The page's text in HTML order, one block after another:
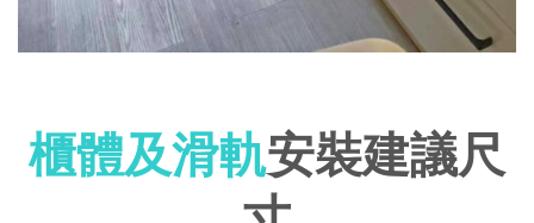
櫃體及滑軌安裝建議尺